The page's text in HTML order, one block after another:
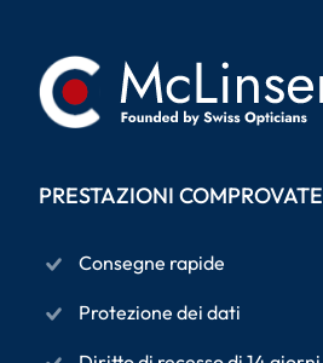
PRESTAZIONI COMPROVATE
Consegne rapide
Protezione dei dati